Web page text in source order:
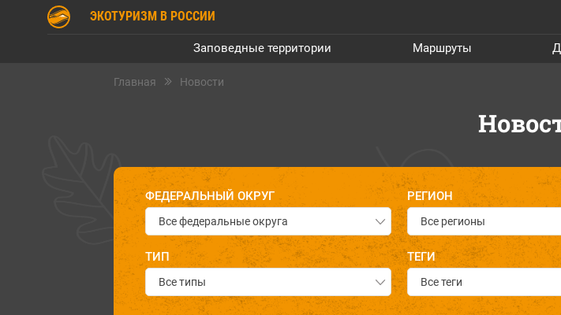
ЭКОТУРИЗМ В РОССИИ
Заповедные территории Маршруты
Главная Новости
ФЕДЕРАЛЬНЫЙ ОКРУГ
Все федеральные округа
РЕГИОН
Все регионы
ТИП
Все типы
ТЕГИ
Все теги